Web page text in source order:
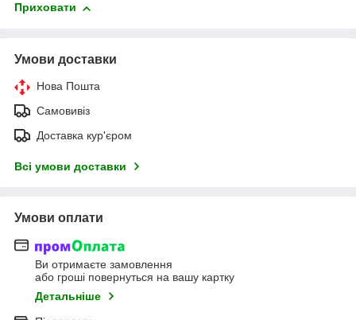
Приховати
Умови доставки
Нова Пошта
Самовивіз
Доставка кур'єром
Всі умови доставки
Умови оплати
Ви отримаєте замовлення
або гроші повернуться на вашу картку
Детальніше